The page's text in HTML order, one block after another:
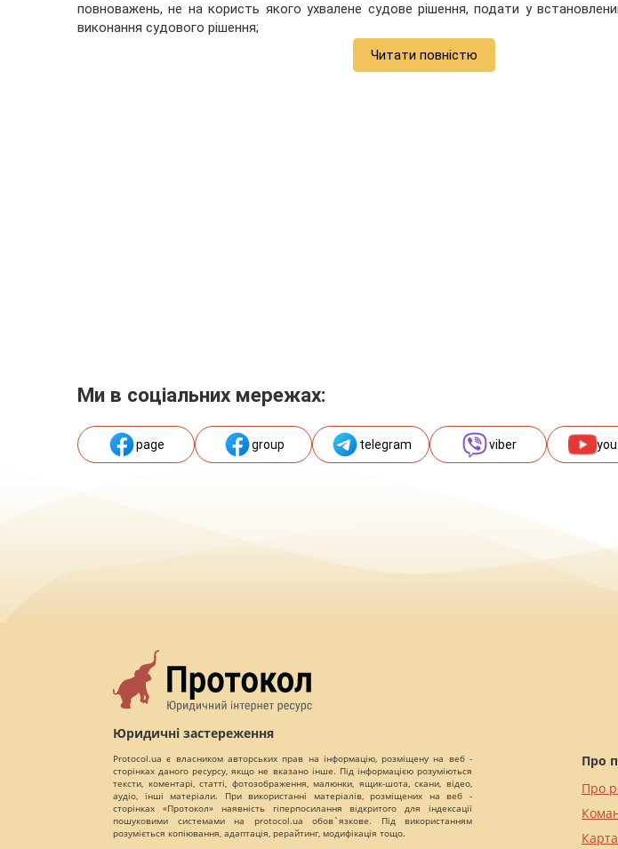
повноважень, не на користь якого ухвалене судове рішення, подати у
виконання судового рішення;
Читати повністю
Ми в соціальних мережах:
page group telegram viber
Юридичні застереження
Protocol.ua є власником авторських прав на інформацію, розміщену на веб -
сторінках даного ресурсу, якщо не вказано інше. Під інформацією розуміються
тексти, коментарі, статті, фотозображення, малюнки, ящик-шота, скани, відео,
аудіо, інші матеріали. При використанні матеріалів, розміщених на веб -
сторінках «Протокол» наявність гіперпосилання відкритого для індексації
пошуковими системами на protocol.ua обов`язкове. Під використанням
розуміється копіювання, адаптація, рерайтинг, модифікація тощо.
Про
Про